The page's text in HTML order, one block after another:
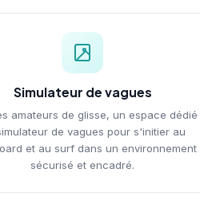
Simulateur de vagues
amateurs de glisse, un espace dédié
de vagues pour s'initier au
et au surf dans un environnement
sécurisé et encadré.